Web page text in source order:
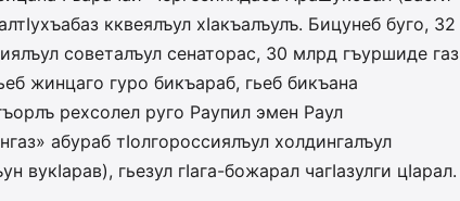
кквеялъул хIа­къалъулъ. Бицунеб буго, 32
советалъул сенаторас, 30 млрд гъуршиде газ
жинцаго гуро бикъараб, гьеб бикъана
рехсолел руго Раупил эмен Раул
абураб тIолгороссиялъул холдингалъул
вукIарав), гьезул гIа­га-божарал чагIазулги цIарал.